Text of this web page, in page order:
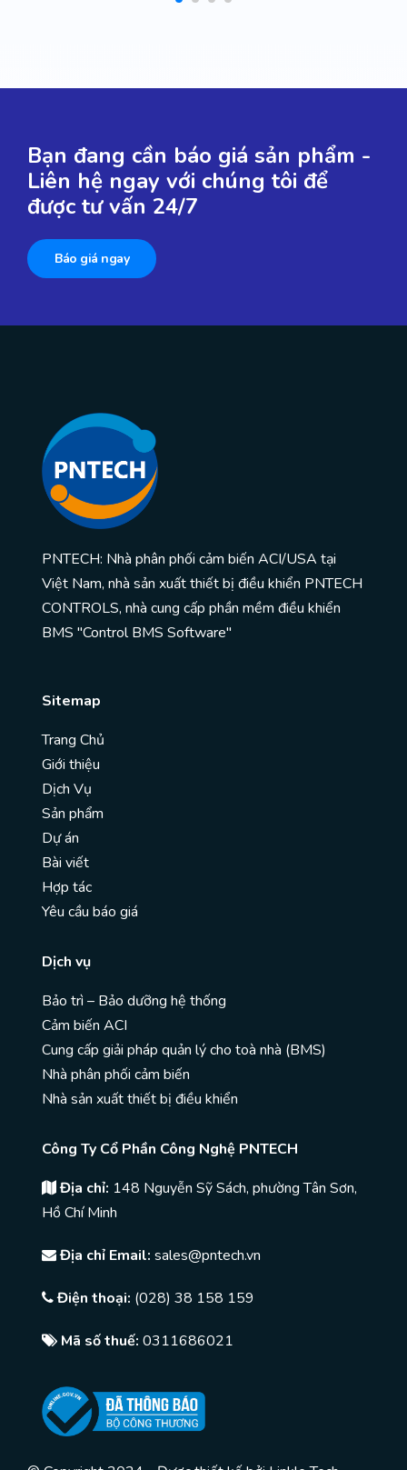
Bạn đang cần báo giá sản phẩm -
Liên hệ ngay với chúng tôi để
được tư vấn 24/7
Báo giá ngay
PNTECH: Nhà phân phối cảm biến ACI/USA tại
Việt Nam, nhà sản xuất thiết bị điều khiển PNTECH
CONTROLS, nhà cung cấp phần mềm điều khiển
BMS "Control BMS Software"
Sitemap
Trang Chủ
Giới thiệu
Dịch Vụ
Sản phẩm
Dự án
Bài viết
Hợp tác
Yêu cầu báo giá
Dịch vụ
Bảo trì – Bảo dưỡng hệ thống
Cảm biến ACI
Cung cấp giải pháp quản lý cho toà nhà (BMS)
Nhà phân phối cảm biến
Nhà sản xuất thiết bị điều khiển
Công Ty Cổ Phần Công Nghệ PNTECH
Địa chỉ: 148 Nguyễn Sỹ Sách, phường Tân Sơn,
Hồ Chí Minh
Địa chỉ Email: sales@pntech.vn
Điện thoại: (028) 38 158 159
Mã số thuế: 0311686021